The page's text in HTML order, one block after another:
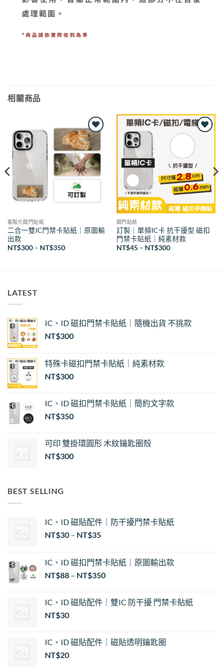
相關商品
Add to
wishlist
客製化開門貼紙
二合一雙IC門禁卡貼紙｜原圖輸
出款
NT$300 – NT$350價
Add to
開門貼紙
訂製｜單頻IC卡 抗干擾型 磁扣
門禁卡貼紙｜純素材款
NT$45 – NT$300價
LATEST
IC、ID 磁扣門禁卡貼紙｜隨機出貨 不挑款
NT$300
特殊卡磁扣門禁卡貼紙｜純素材款
NT$300
IC、ID 磁扣門禁卡貼紙｜簡約文字款
NT$350
可印 雙掛環圓形 木紋鑰匙圈殼
NT$300
BEST SELLING
IC、ID 磁貼配件｜防干擾門禁卡貼紙
NT$30 – NT$35價
圍：
NT$30
NT$35
IC、ID 磁扣門禁卡貼紙｜原圖輸出款
NT$88 – NT$350
IC、ID 磁貼配件｜雙IC 防干擾 門禁卡貼紙
NT$30
IC、ID 磁貼配件｜磁貼透明鑰匙圈
NT$20